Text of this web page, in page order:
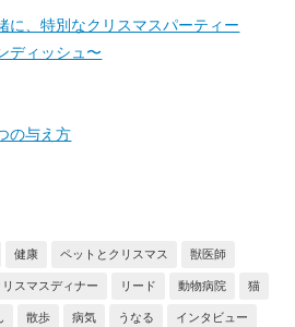
に、特別なクリスマスパーティー
ディッシュ〜
の与え方
健康 ペットとクリスマス 獣医師
リスマスディナー リード 動物病院 猫
散歩 病気 うなる インタビュー